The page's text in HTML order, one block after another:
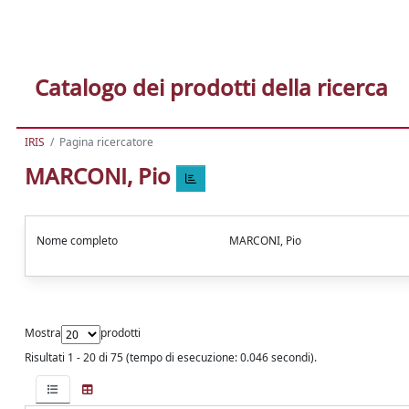
Catalogo dei prodotti della ricerca
IRIS Pagina ricercatore
MARCONI, Pio
Nome completo MARCONI, Pio
Mostra
prodotti
Risultati 1 - 20 di 75 (tempo di esecuzione: 0.046 secondi).